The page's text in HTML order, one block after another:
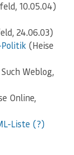
10.05.04)
24.06.03)
(Heise
Weblog,
Online,
-Liste (?)